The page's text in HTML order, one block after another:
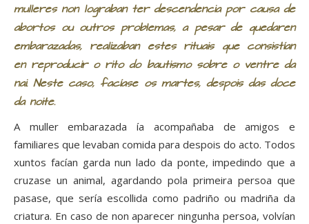
mulleres non lograban ter descendencia por causa de
abortos ou outros problemas, a pesar de quedaren
embarazadas, realizaban estes rituais que consistían
en reproducir o rito do bautismo sobre o ventre da
nai. Neste caso, facíase os martes, despois das doce
da noite.
A muller embarazada ía acompañaba de amigos e
familiares que levaban comida para despois do acto. Todos
xuntos facían garda nun lado da ponte, impedindo que a
cruzase un animal, agardando pola primeira persoa que
pasase, que sería escollida como padriño ou madriña da
criatura. En caso de non aparecer ningunha persoa, volvían